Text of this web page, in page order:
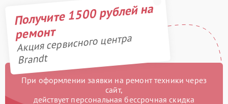
Получите 1500 рублей на
ремонт
Акция сервисного центра
Brandt
При оформлении заявки на ремонт техники через
сайт,
действует персональная бессрочная скидка